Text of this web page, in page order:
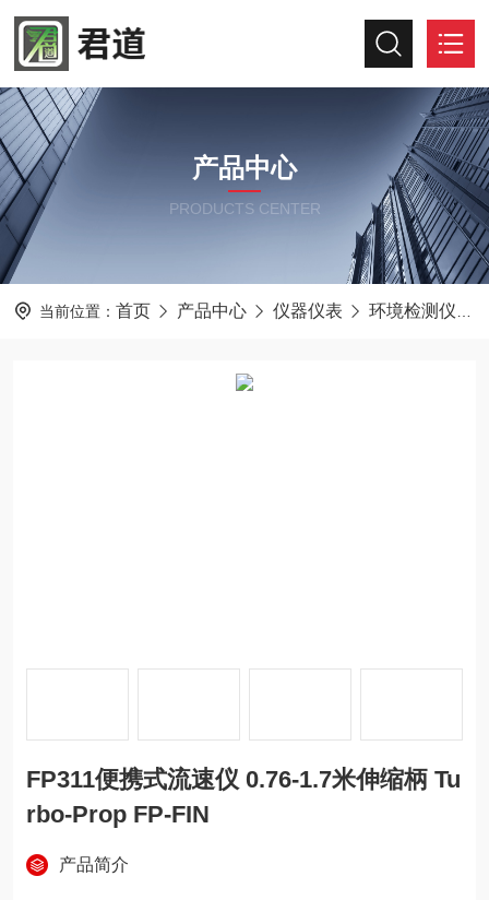
产品中心
PRODUCTS CENTER
当前位置： 首页 产品中心 仪器仪表 环境检测仪器
FP311便携式流速仪 0.76-1.7米伸缩柄 Tu
rbo-Prop FP-FIN
产品简介